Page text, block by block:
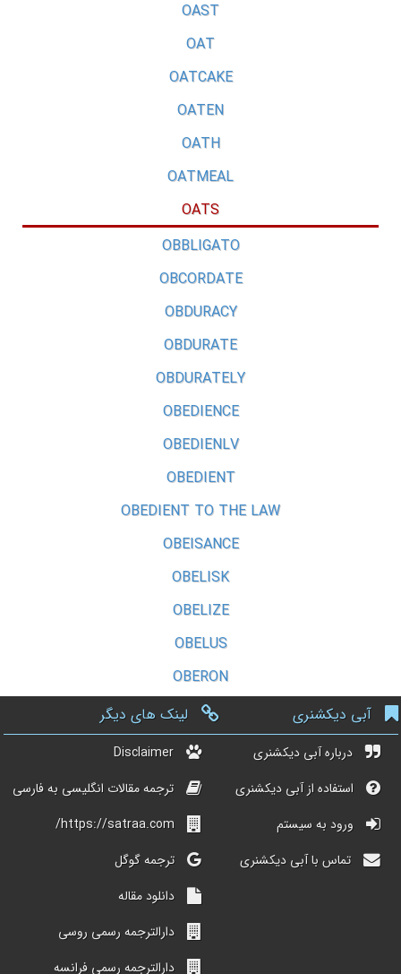
OAST
OAT
OATCAKE
OATEN
OATH
OATMEAL
OATS
OBBLIGATO
OBCORDATE
OBDURACY
OBDURATE
OBDURATELY
OBEDIENCE
OBEDIENLV
OBEDIENT
OBEDIENT TO THE LAW
OBEISANCE
OBELISK
OBELIZE
OBELUS
OBERON
آبی دیکشنری
درباره آبی دیکشنری
استفاده از آبی دیکشنری
ورود به سیستم
تماس با آبی دیکشنری
لینک های دیگر
Disclaimer
ترجمه مقالات انگلیسی به فارسی
https://satraa.com/
ترجمه گوگل
دانلود مقاله
دارالترجمه رسمی روسی
دارالترجمه رسمی فرانسه